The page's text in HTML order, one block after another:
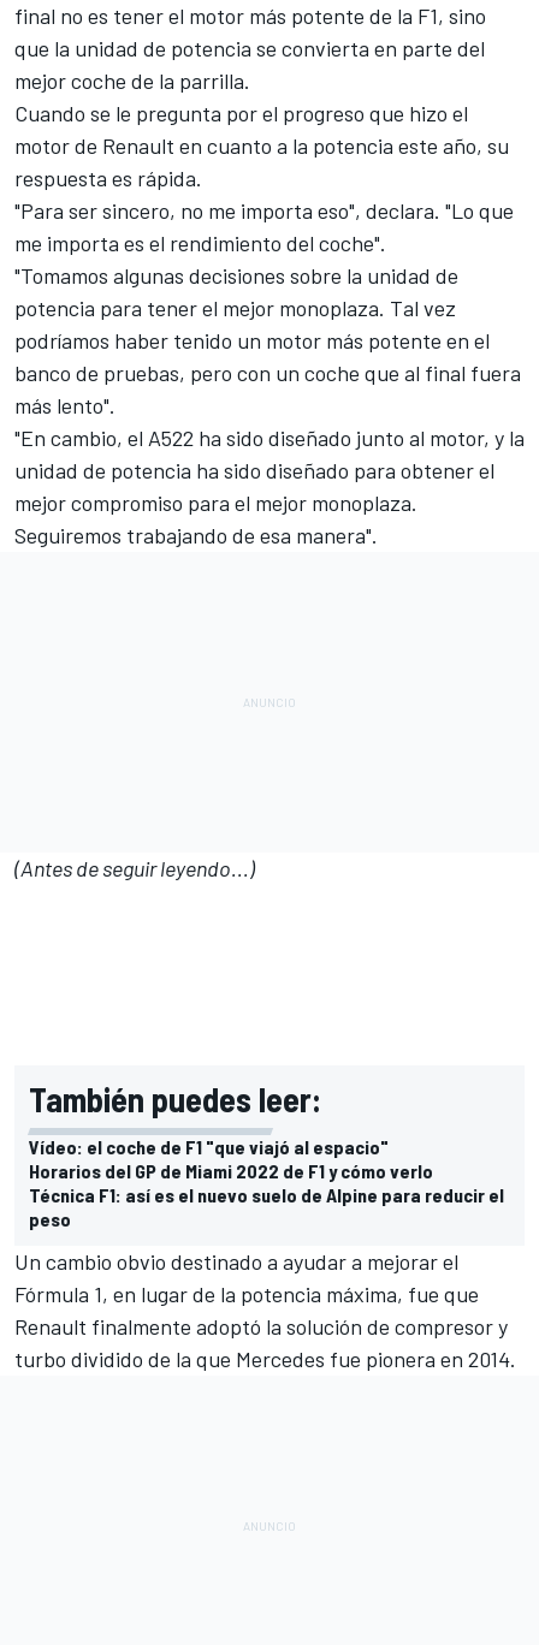
final no es tener el motor más potente de la F1, sino
que la unidad de potencia se convierta en parte del
mejor coche de la parrilla.
Cuando se le pregunta por el progreso que hizo el
motor de Renault en cuanto a la potencia este año, su
respuesta es rápida.
"Para ser sincero, no me importa eso", declara. "Lo que
me importa es el rendimiento del coche".
"Tomamos algunas decisiones sobre la unidad de
potencia para tener el mejor monoplaza. Tal vez
podríamos haber tenido un motor más potente en el
banco de pruebas, pero con un coche que al final fuera
más lento".
"En cambio, el A522 ha sido diseñado junto al motor, y la
unidad de potencia ha sido diseñado para obtener el
mejor compromiso para el mejor monoplaza.
Seguiremos trabajando de esa manera".
(Antes de seguir leyendo...)
También puedes leer:
Vídeo: el coche de F1 "que viajó al espacio"
Horarios del GP de Miami 2022 de F1 y cómo verlo
Técnica F1: así es el nuevo suelo de Alpine para reducir el
peso
Un cambio obvio destinado a ayudar a mejorar el
Fórmula 1, en lugar de la potencia máxima, fue que
Renault finalmente adoptó la solución de compresor y
turbo dividido de la que Mercedes fue pionera en 2014.